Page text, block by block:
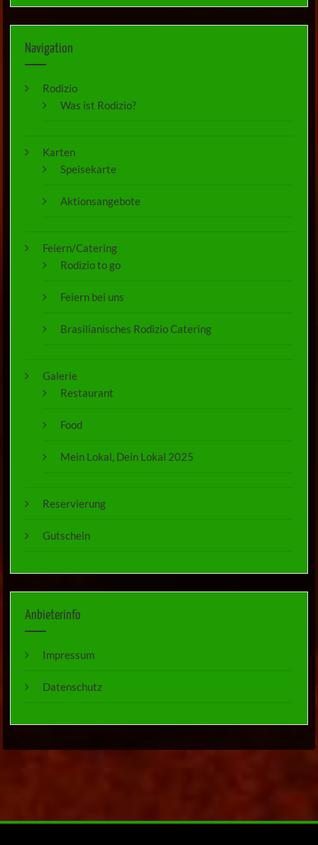
Navigation
Rodizio
Was ist Rodizio?
Karten
Speisekarte
Aktionsangebote
Feiern/Catering
Rodizio to go
Feiern bei uns
Brasilianisches Rodizio Catering
Galerie
Restaurant
Food
Mein Lokal, Dein Lokal 2025
Reservierung
Gutschein
Anbieterinfo
Impressum
Datenschutz